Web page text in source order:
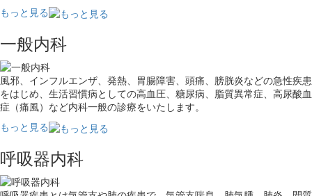
もっと見る
一般内科
風邪、インフルエンザ、発熱、胃腸障害、頭痛、膀胱炎などの急性疾患
をはじめ、生活習慣病としての高血圧、糖尿病、脂質異常症、高尿酸血
症（痛風）など内科一般の診療をいたします。
もっと見る
呼吸器内科